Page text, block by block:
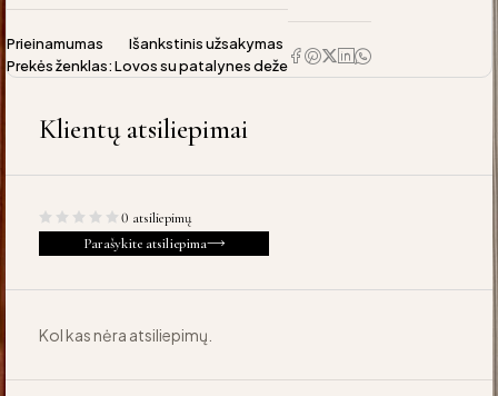
Prieinamumas
Išankstinis užsakymas
Prekės ženklas:Lovos su patalynes deže
Klientų atsiliepimai
0 atsiliepimų
Parašykite atsiliepima
Kol kas nėra atsiliepimų.